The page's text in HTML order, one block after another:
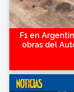
F1 en
obras del